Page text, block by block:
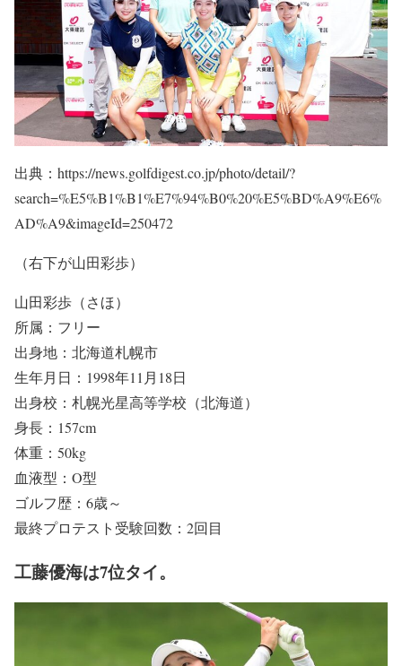
出典：https://news.golfdigest.co.jp/photo/detail/?
search=%E5%B1%B1%E7%94%B0%20%E5%BD%A9%E6%
AD%A9&imageId=250472
（右下が山田彩歩）
山田彩歩（さほ）
所属：フリー
出身地：北海道札幌市
生年月日：1998年11月18日
出身校：札幌光星高等学校（北海道）
身長：157cm
体重：50kg
血液型：O型
ゴルフ歴：6歳～
最終プロテスト受験回数：2回目
工藤優海は7位タイ。